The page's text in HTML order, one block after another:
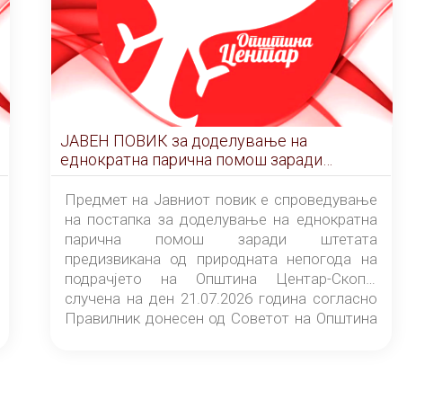
ЈАВЕН ПОВИК за доделување на
еднократна парична помош заради
штетата предизвикана од природната
непогода на подрачјето на Општина
Центар-Скопје случена на ден 21.07.2026
година
Предмет на Јавниот повик е спроведување
на постапка за доделување на еднократна
парична помош заради штетата
предизвикана од природната непогода на
подрачјето на Општина Центар-Скопје
случена на ден 21.07.2026 година согласно
Правилник донесен од Советот на Општина